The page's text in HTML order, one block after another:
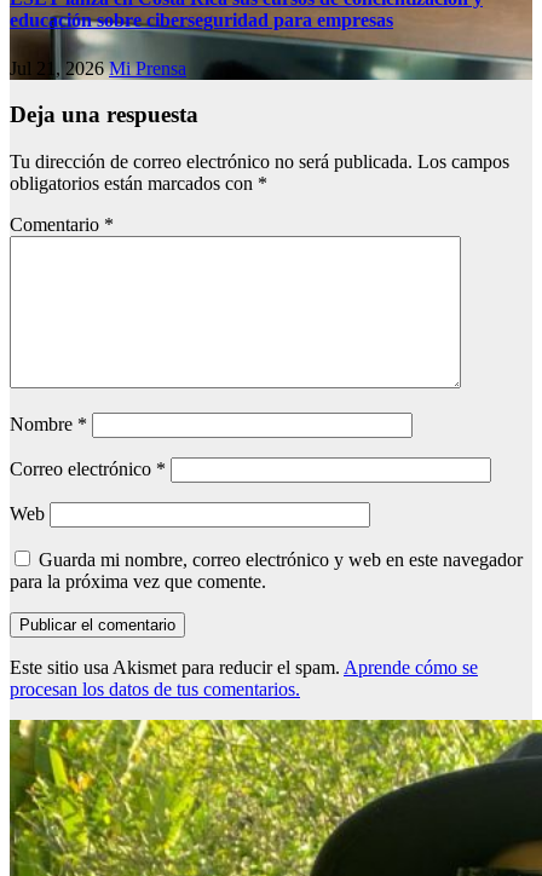
educación sobre ciberseguridad para empresas
Jul 21, 2026Mi Prensa
Deja una respuesta
Tu dirección de correo electrónico no será publicada. Los campos
obligatorios están marcados con *
Comentario *
Nombre *
Correo electrónico *
Web
Guarda mi nombre, correo electrónico y web en este navegador
para la próxima vez que comente.
Este sitio usa Akismet para reducir el spam. Aprende cómo se
procesan los datos de tus comentarios.